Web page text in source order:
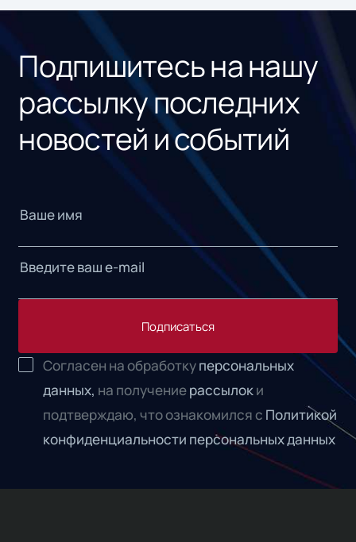
Подпишитесь на нашу
рассылку последних
новостей и событий
Подписаться
Согласен на обработкуперсональных
данных, на получениерассылоки
подтверждаю, что ознакомился с Политикой
конфиденциальности персональных данных